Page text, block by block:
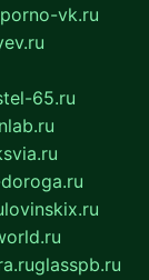
porno-vk.ru
65.ru
lovinskix.ru
glasspb.ru